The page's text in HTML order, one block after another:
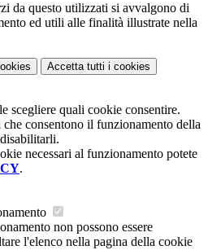
da questo utilizzati si avvalgono di
ed utili alle finalità illustrate nella
Accetta tutti i cookies
scegliere quali cookie consentire.
consentono il funzionamento della
necessari al funzionamento potete
.
non possono essere
l'elenco nella pagina della cookie